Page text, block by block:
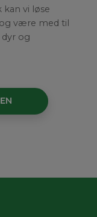
vi løse
være med til
og